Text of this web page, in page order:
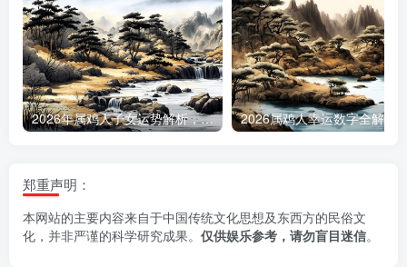
2026年属鸡人子女运势解析，何时能迎来添丁之喜
郑重声明：
本网站的主要内容来自于中国传统文化思想及东西方的民俗文
化，并非严谨的科学研究成果。 仅供娱乐参考，请勿盲目迷信。